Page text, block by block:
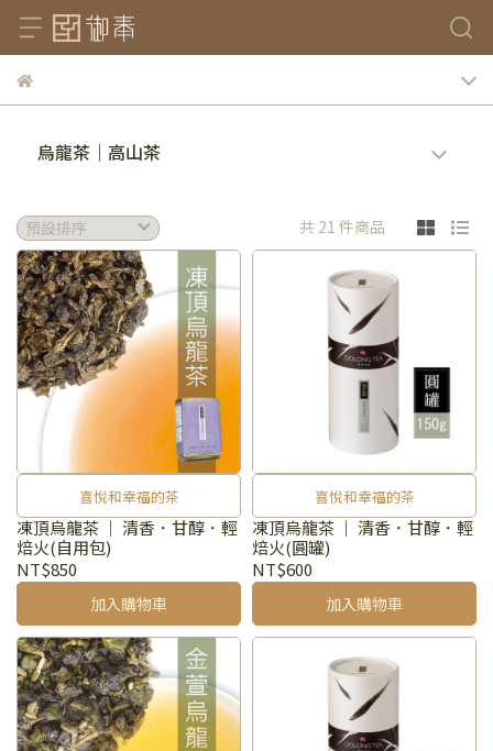
烏龍茶｜高山茶
共 21 件商品
喜悅和幸福的茶
凍頂烏龍茶 ｜ 清香．甘醇．輕
焙火(自用包)
NT$850
加入購物車
喜悅和幸福的茶
凍頂烏龍茶 ｜ 清香．甘醇．輕
焙火(圓罐)
NT$600
加入購物車